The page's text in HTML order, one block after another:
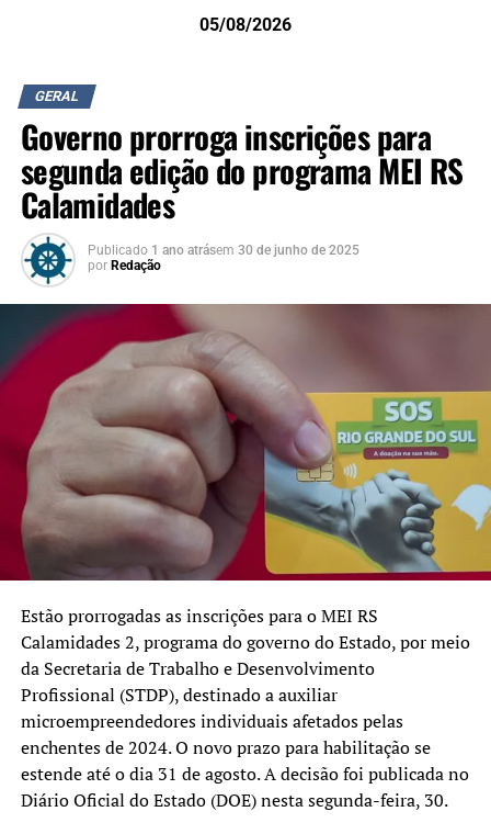
05/08/2026
GERAL
Governo prorroga inscrições para
segunda edição do programa MEI RS
Calamidades
Publicado 1 ano atrásem 30 de junho de 2025
por Redação
Estão prorrogadas as inscrições para o MEI RS
Calamidades 2, programa do governo do Estado, por meio
da Secretaria de Trabalho e Desenvolvimento
Profissional (STDP), destinado a auxiliar
microempreendedores individuais afetados pelas
enchentes de 2024. O novo prazo para habilitação se
estende até o dia 31 de agosto. A decisão foi publicada no
Diário Oficial do Estado (DOE) nesta segunda-feira, 30.